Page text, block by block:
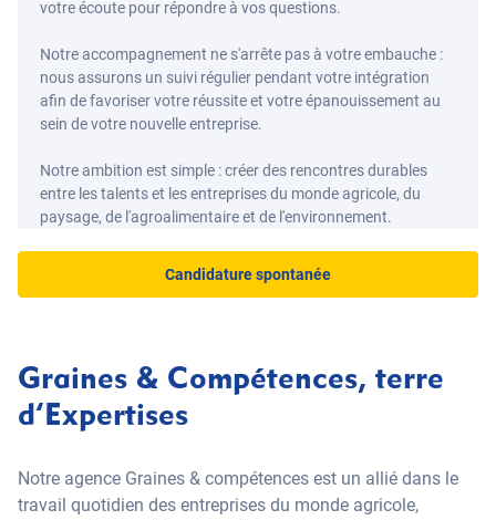
votre écoute pour répondre à vos questions.
Notre accompagnement ne s'arrête pas à votre embauche :
nous assurons un suivi régulier pendant votre intégration
afin de favoriser votre réussite et votre épanouissement au
sein de votre nouvelle entreprise.
Notre ambition est simple : créer des rencontres durables
entre les talents et les entreprises du monde agricole, du
paysage, de l'agroalimentaire et de l'environnement.
Candidature spontanée
Graines & Compétences, terre
d’Expertises
Notre agence Graines & compétences est un allié dans le
travail quotidien des entreprises du monde agricole,